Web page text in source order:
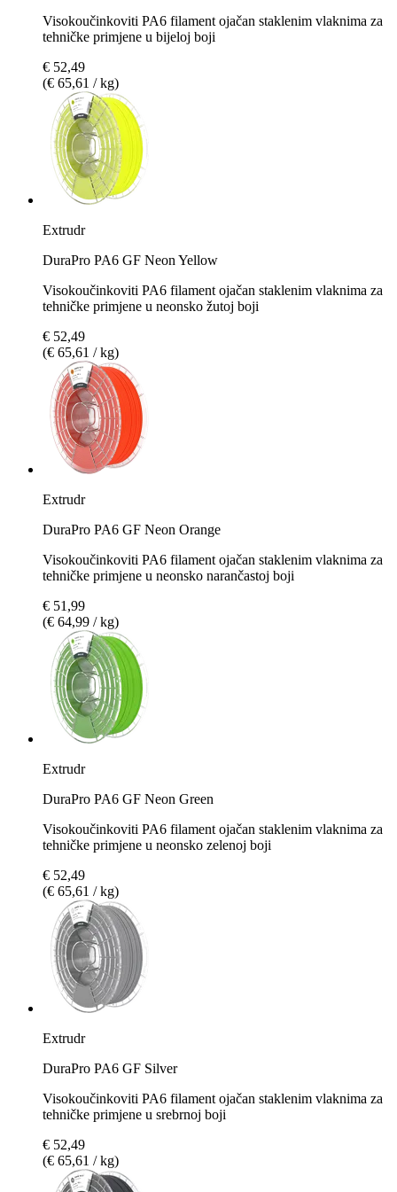
Visokoučinkoviti PA6 filament ojačan staklenim vlaknima za
tehničke primjene u bijeloj boji
€ 52,49
(€ 65,61 / kg)
Extrudr
DuraPro PA6 GF Neon Yellow
Visokoučinkoviti PA6 filament ojačan staklenim vlaknima za
tehničke primjene u neonsko žutoj boji
€ 52,49
(€ 65,61 / kg)
Extrudr
DuraPro PA6 GF Neon Orange
Visokoučinkoviti PA6 filament ojačan staklenim vlaknima za
tehničke primjene u neonsko narančastoj boji
€ 51,99
(€ 64,99 / kg)
Extrudr
DuraPro PA6 GF Neon Green
Visokoučinkoviti PA6 filament ojačan staklenim vlaknima za
tehničke primjene u neonsko zelenoj boji
€ 52,49
(€ 65,61 / kg)
Extrudr
DuraPro PA6 GF Silver
Visokoučinkoviti PA6 filament ojačan staklenim vlaknima za
tehničke primjene u srebrnoj boji
€ 52,49
(€ 65,61 / kg)